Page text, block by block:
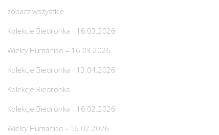
zobacz wszystkie
Kolekcje Biedronka - 16.03.2026
Wielcy Humaniści – 16.03.2026
Kolekcje Biedronka - 13.04.2026
Kolekcje Biedronka
Kolekcje Biedronka - 16.02.2026
Wielcy Humaniści - 16.02.2026